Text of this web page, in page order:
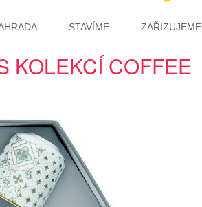
STAVÍME ZAŘIZUJEME
KOLEKCÍ COFFEE